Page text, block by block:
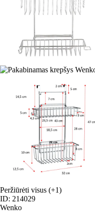
Peržiūrėti visus (+1)
ID: 214029
Wenko